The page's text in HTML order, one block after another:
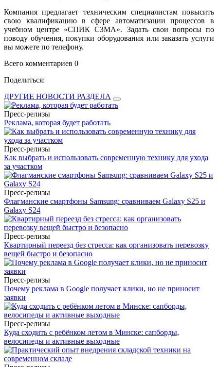
Компания предлагает техническим специалистам повысить
свою квалификацию в сфере автоматизации процессов в
учебном центре «СПИК СЗМА». Задать свои вопросы по
поводу обучения, покупки оборудования или заказать услуги
вы можете по телефону.
Всего комментариев 0
Поделиться:
ДРУГИЕ НОВОСТИ РАЗДЕЛА
Пресс-релизы
Реклама, которая будет работать
Пресс-релизы
Как выбрать и использовать современную технику для ухода
за участком
Пресс-релизы
Флагманские смартфоны Samsung: сравниваем Galaxy S25 и
Galaxy S24
Пресс-релизы
Квартирный переезд без стресса: как организовать перевозку
вещей быстро и безопасно
Пресс-релизы
Почему реклама в Google получает клики, но не приносит
заявки
Пресс-релизы
Куда сходить с ребёнком летом в Минске: сапборды,
велосипеды и активные выходные